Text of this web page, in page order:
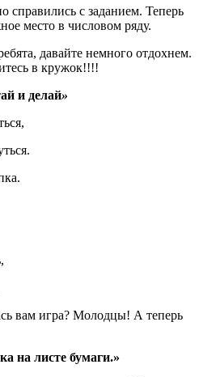
справились с заданием. Теперь
место в числовом ряду.
давайте немного отдохнем.
в кружок!!!!
и делай»
вам игра? Молодцы! А теперь
на листе бумаги.»